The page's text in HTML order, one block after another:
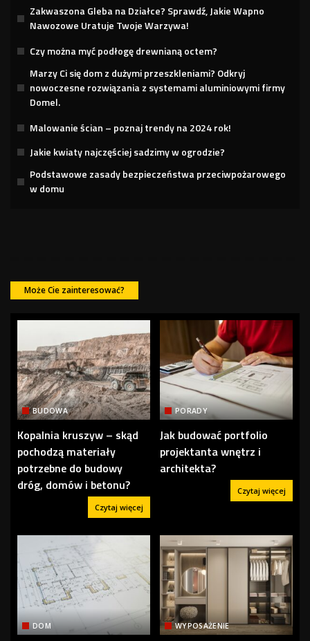
Zakwaszona Gleba na Działce? Sprawdź, Jakie Wapno
Nawozowe Uratuje Twoje Warzywa!
Czy można myć podłogę drewnianą octem?
Marzy Ci się dom z dużymi przeszkleniami? Odkryj
nowoczesne rozwiązania z systemami aluminiowymi firmy
Domel.
Malowanie ścian – poznaj trendy na 2024 rok!
Jakie kwiaty najczęściej sadzimy w ogrodzie?
Podstawowe zasady bezpieczeństwa przeciwpożarowego
w domu
Może Cie zainteresować?
BUDOWA
Kopalnia kruszyw – skąd
pochodzą materiały
potrzebne do budowy
dróg, domów i betonu?
Czytaj więcej
PORADY
Jak budować portfolio
projektanta wnętrz i
architekta?
Czytaj więcej
DOM WYPOSAŻENIE